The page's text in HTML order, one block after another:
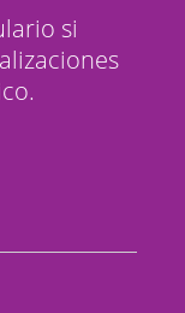
si